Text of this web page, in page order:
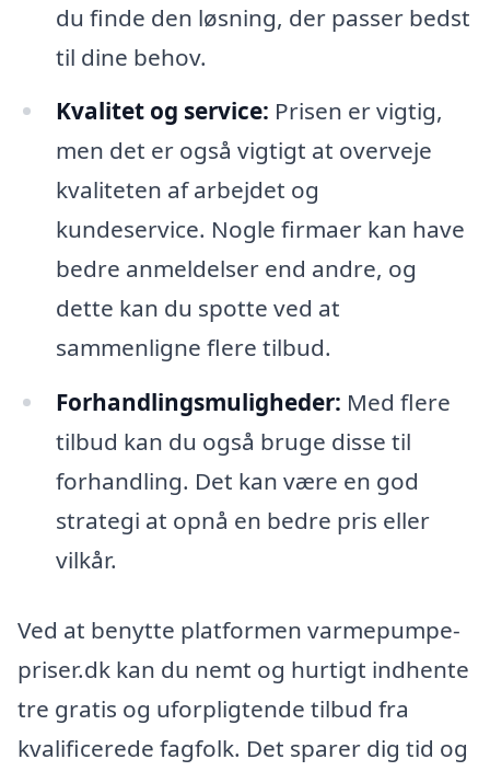
du finde den løsning, der passer bedst
til dine behov.
Kvalitet og service: Prisen er vigtig,
men det er også vigtigt at overveje
kvaliteten af arbejdet og
kundeservice. Nogle firmaer kan have
bedre anmeldelser end andre, og
dette kan du spotte ved at
sammenligne flere tilbud.
Forhandlingsmuligheder: Med flere
tilbud kan du også bruge disse til
forhandling. Det kan være en god
strategi at opnå en bedre pris eller
vilkår.
Ved at benytte platformen varmepumpe-
priser.dk kan du nemt og hurtigt indhente
tre gratis og uforpligtende tilbud fra
kvalificerede fagfolk. Det sparer dig tid og